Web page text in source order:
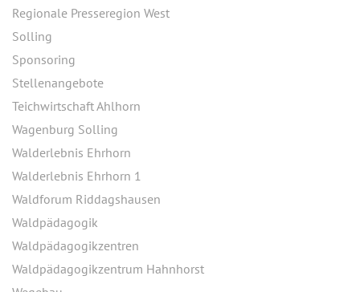
Regionale Presseregion West
Solling
Sponsoring
Stellenangebote
Teichwirtschaft Ahlhorn
Wagenburg Solling
Walderlebnis Ehrhorn
Walderlebnis Ehrhorn 1
Waldforum Riddagshausen
Waldpädagogik
Waldpädagogikzentren
Waldpädagogikzentrum Hahnhorst